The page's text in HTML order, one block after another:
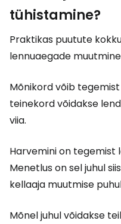
tühistamine?
Praktikas puutute
lennuaegade
Mõnikord võib
teinekord võidakse
viia.
Harvemini on tegemist
Menetlus on sel juhul
kellaaja muutmise
Mõnel juhul võidakse